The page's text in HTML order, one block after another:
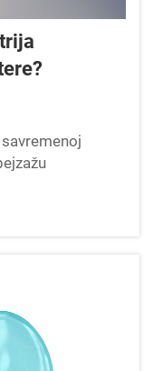
membranski
filteri...